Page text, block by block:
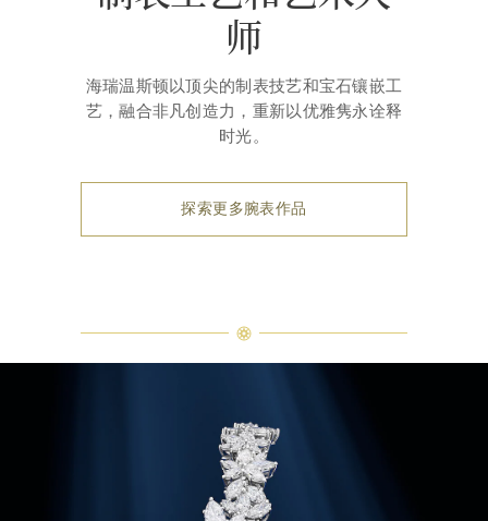
师
海瑞温斯顿以顶尖的制表技艺和宝石镶嵌工
艺，融合非凡创造力，重新以优雅隽永诠释
时光。
探索更多腕表作品